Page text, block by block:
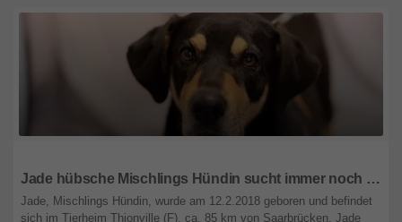
Jade hübsche Mischlings Hündin sucht immer noch ein Zuhause
Jade, Mischlings Hündin, wurde am 12.2.2018 geboren und befindet
sich im Tierheim Thionville (F), ca. 85 km von Saarbrücken. Jade